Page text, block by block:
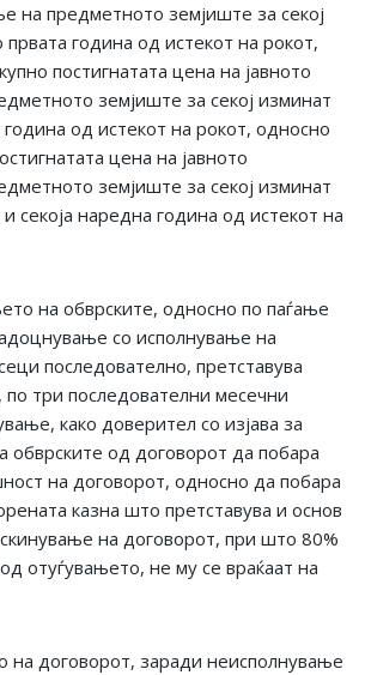
на предметното земјиште за секој
година од истекот на рокот,
постигнатата цена на јавното
земјиште за секој изминат
од истекот на рокот, односно
цена на јавното
земјиште за секој изминат
секоја наредна година од истекот на
на обврските, односно по паѓање
со исполнување на
последователно, претставува
по три последователни месечни
како доверител со изјава за
обврските од договорот да побара
на договорот, односно да побара
казна што претставува и основ
на договорот, при што 80%
отуѓувањето, не му се враќаат на
на договорот, заради неисполнување